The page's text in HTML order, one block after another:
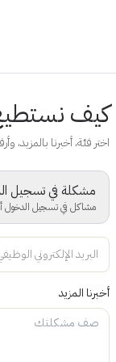
كيف
اختر فئة، أخبرنا بالمزيد،
مشكلة في تسجيل
مشاكل في تسجيل الدخول أو
البريد الإلكتروني
أخبرنا المزيد